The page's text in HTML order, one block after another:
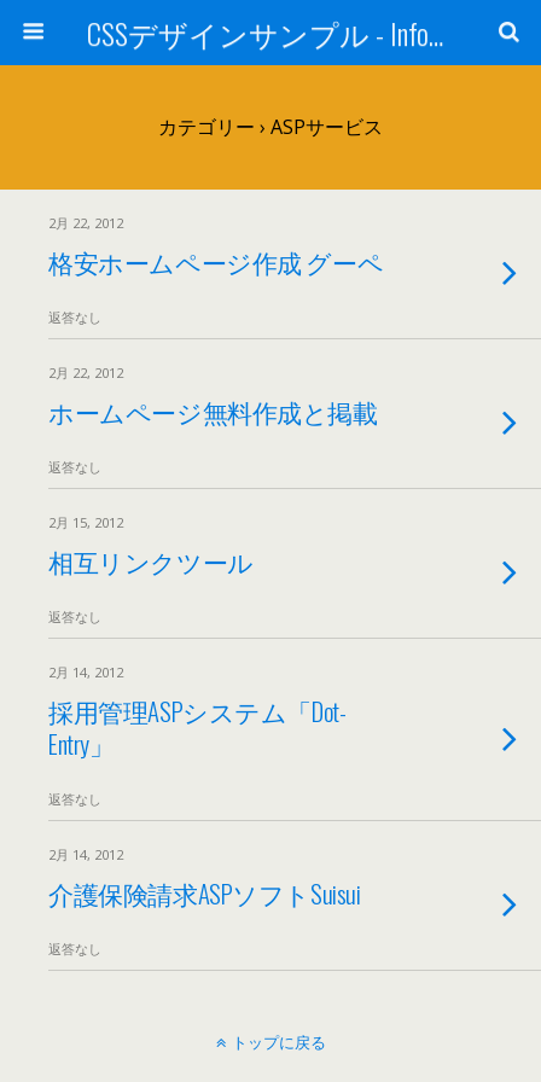
CSSデザインサンプル - Info・Links -
カテゴリー › ASPサービス
2月 22, 2012
格安ホームページ作成 グーペ
返答なし
2月 22, 2012
ホームページ無料作成と掲載
返答なし
2月 15, 2012
相互リンクツール
返答なし
2月 14, 2012
採用管理ASPシステム「Dot-
Entry」
返答なし
2月 14, 2012
介護保険請求ASPソフトSuisui
返答なし
トップに戻る